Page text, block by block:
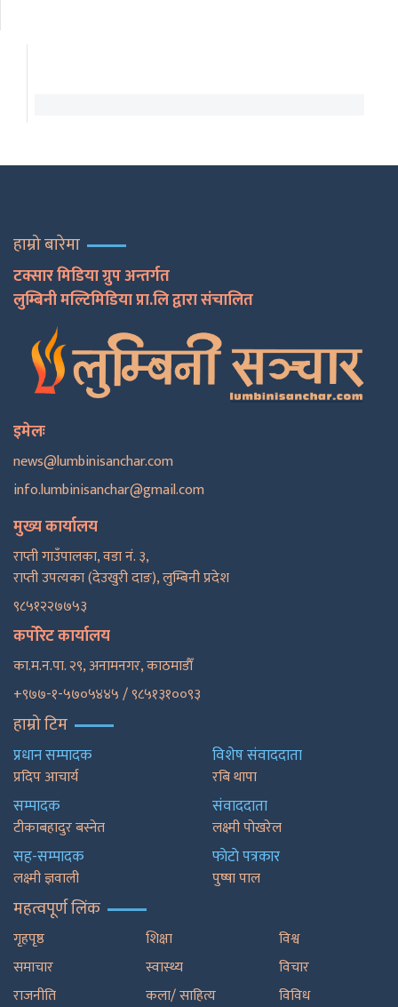
हाम्रो बारेमा
टक्सार मिडिया ग्रुप अन्तर्गत
लुम्बिनी मल्टिमिडिया प्रा.लि द्वारा संचालित
इमेलः
news@lumbinisanchar.com
info.lumbinisanchar@gmail.com
मुख्य कार्यालय
राप्ती गाउँपालका, वडा नं. ३,
राप्ती उपत्यका (देउखुरी दाङ), लुम्बिनी प्रदेश
९८५१२२७७५३
कर्पोरेट कार्यालय
का.म.न.पा. २९, अनामनगर, काठमाडाैँ
+९७७-१-५७०५४४५ / ९८५१३१००९३
हाम्रो टिम
प्रधान सम्पादक
प्रदिप आचार्य
सम्पादक
टीकाबहादुर बस्नेत
सह-सम्पादक
लक्ष्मी ज्ञवाली
विशेष संवाददाता
रबि थापा
संवाददाता
लक्ष्मी पोखरेल
फाेटाे पत्रकार
पुष्षा पाल
महत्वपूर्ण लिंक
गृहपृष्ठ
समाचार
राजनीति
शिक्षा
स्वास्थ्य
कला/ साहित्य
विश्व
विचार
विविध